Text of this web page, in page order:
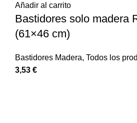
Añadir al carrito
Bastidores solo madera
(61×46 cm)
Bastidores Madera, Todos los
3,53 €